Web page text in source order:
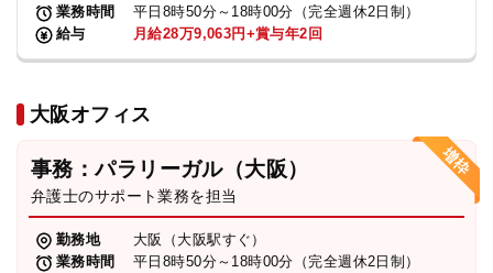
業務時間
平日8時50分～18時00分（完全週休2日制）
給与
月給28万9,063円+賞与年2回
大阪オフィス
事務：パラリーガル（大阪）
弁護士のサポート業務を担当
勤務地
大阪（大阪駅すぐ）
業務時間
平日8時50分～18時00分（完全週休2日制）